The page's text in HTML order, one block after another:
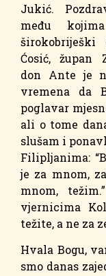
Jukić.
među
širokobriješki
Ćosić, župan
don Ante je
vremena da
poglavar
ali o tome
slušam i
Filipljanima:
je za mnom,
mnom,
vjernicima
težite, a ne za
Hvala Bogu,
smo danas